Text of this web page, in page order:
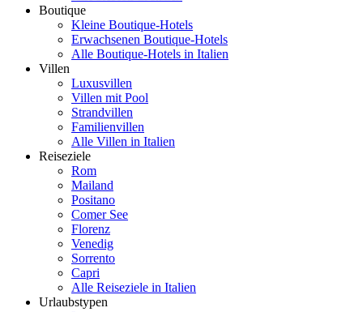
Boutique
Kleine Boutique-Hotels
Erwachsenen Boutique-Hotels
Alle Boutique-Hotels in Italien
Villen
Luxusvillen
Villen mit Pool
Strandvillen
Familienvillen
Alle Villen in Italien
Reiseziele
Rom
Mailand
Positano
Comer See
Florenz
Venedig
Sorrento
Capri
Alle Reiseziele in Italien
Urlaubstypen